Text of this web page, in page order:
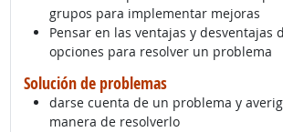
grupos para implementar mejoras
Pensar en las ventajas y desventajas
opciones para resolver un problema
Solución de problemas
darse cuenta de un problema y
manera de resolverlo